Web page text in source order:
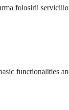
folosirii
functionalities